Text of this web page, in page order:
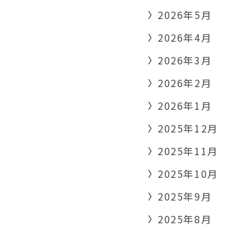
2026年5月
2026年4月
2026年3月
2026年2月
2026年1月
2025年12月
2025年11月
2025年10月
2025年9月
2025年8月